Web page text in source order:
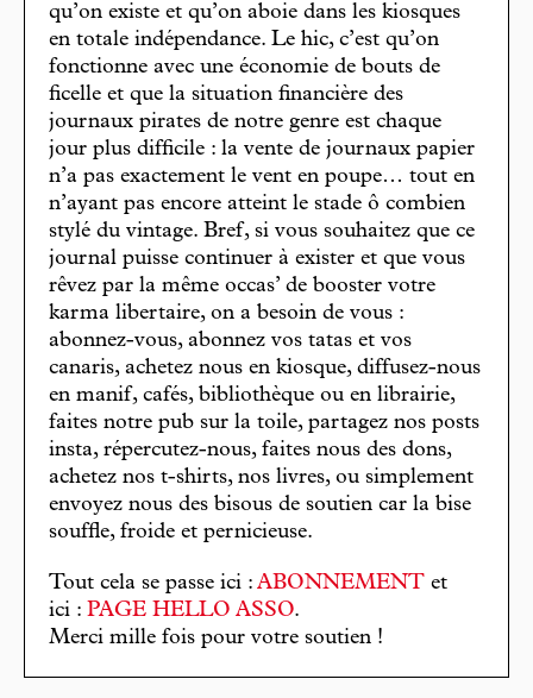
qu’on existe et qu’on aboie dans les kiosques
en totale indépendance. Le hic, c’est qu’on
fonctionne avec une économie de bouts de
ficelle et que la situation financière des
journaux pirates de notre genre est chaque
jour plus difficile : la vente de journaux papier
n’a pas exactement le vent en poupe… tout en
n’ayant pas encore atteint le stade ô combien
stylé du vintage. Bref, si vous souhaitez que ce
journal puisse continuer à exister et que vous
rêvez par la même occas’ de booster votre
karma libertaire, on a besoin de vous :
abonnez-vous, abonnez vos tatas et vos
canaris, achetez nous en kiosque, diffusez-nous
en manif, cafés, bibliothèque ou en librairie,
faites notre pub sur la toile, partagez nos posts
insta, répercutez-nous, faites nous des dons,
achetez nos t-shirts, nos livres, ou simplement
envoyez nous des bisous de soutien car la bise
souffle, froide et pernicieuse.
Tout cela se passe ici : ABONNEMENT et
ici : PAGE HELLO ASSO.
Merci mille fois pour votre soutien !